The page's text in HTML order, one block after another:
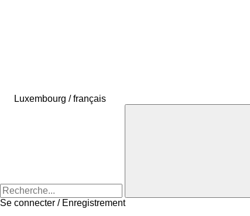
Luxembourg / français
Se connecter / Enregistrement